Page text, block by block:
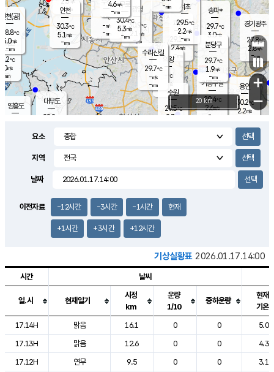
의도
℃
m/s
mm
영흥도
과천
29.1℃
2.4m/s
- mm
용인
30.2℃
2.2m/s
경기광주
27.8℃
2.8m/s
-mm
3.1m/s
대부도
28.8
-mm
의왕
- ℃
m/s
mm
광명
30.9 ℃
2.1 m/s
-mm
-℃
-m/s
-mm
구로
30.4℃
5.3m/s
-mm
송파*
29.7℃
3.0m/s
-mm
서초
29.5℃
2.2m/s
-mm
기흥구갈
29.4℃
2.6m/s
-
수리산길
29.7℃
-m/s
-mm
분당구
29.7℃
1.9m/s
-mm
인천(공)
28.8℃
5.0m/s
-mm
4.6m/s
-mm
수원
29.5℃
2.7 m/s
인천
30.3℃
5.1 m/s
-mm
-mm
+
−
20 km
요소
지역
날짜
이전자료 -12시간 -3시간 -1시간 현재
+1시간 +3시간 +12시간
기상실황표 2026.01.17.14:00
도시별 기상실황표로 지점, 날씨, 기온, 강수, 바람, 기압등을 안내한 표입
시간 날씨
일.시 현재일기
시정
km
운량
1/10
중하운량
현재
기온
17.14H
맑음 16.1 0 0
5.0
17.13H
맑음 12.6 0 0
4.3
17.12H
연무 9.5 0 0
3.1